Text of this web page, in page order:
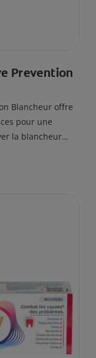
Prevention
Blancheur offre
pour une
la blancheur